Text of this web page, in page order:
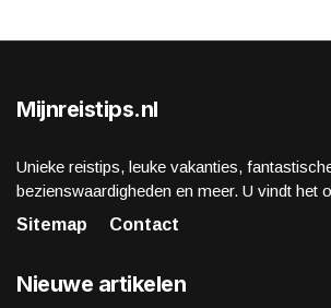
Mijnreistips.nl
Unieke reistips, leuke vakanties,
bezienswaardigheden en meer. U vindt het
Sitemap
Contact
Nieuwe artikelen